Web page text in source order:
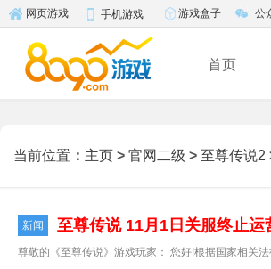
网页游戏 手机游戏 游戏盒子 公
首页
当前位置 ： 主页 > 官网二级 > 至尊传说2
新闻 至尊传说 11月1日关服终止运